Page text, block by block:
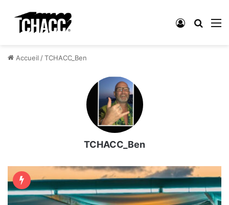
Connexion
Accueil /TCHACC_Ben
TCHACC_Ben